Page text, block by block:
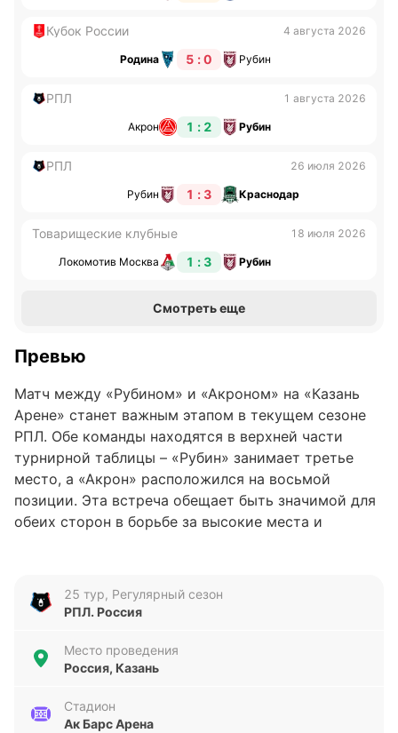
Кубок России 4 августа 2026
Родина 5 : 0 Рубин
РПЛ 1 августа 2026
Акрон 1 : 2 Рубин
РПЛ 26 июля 2026
Рубин 1 : 3 Краснодар
Товарищеские клубные 18 июля 2026
Локомотив Москва 1 : 3 Рубин
Смотреть еще
Превью
Матч между «Рубином» и «Акроном» на «Казань
Арене» станет важным этапом в текущем сезоне
РПЛ. Обе команды находятся в верхней части
турнирной таблицы – «Рубин» занимает третье
место, а «Акрон» расположился на восьмой
позиции. Эта встреча обещает быть значимой для
обеих сторон в борьбе за высокие места и
«Рубин» демонстрирует стабильность, выиграв
семь голов и пропустив четыре. Команда
домашнем поле, что важно в предстоящем матче.
«Акрон» находится в более переменчивой форме –
25 тур, Регулярный сезон
РПЛ. Россия
Место проведения
Россия, Казань
Стадион
Ак Барс Арена